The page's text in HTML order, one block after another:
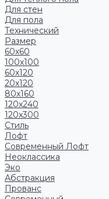
Для стен
Для пола
Технический
Размер
60x60
100x100
60x120
20x120
80x160
120x240
120x300
Стиль
Лофт
Современный Лофт
Неоклассика
Эко
Абстракция
Прованс